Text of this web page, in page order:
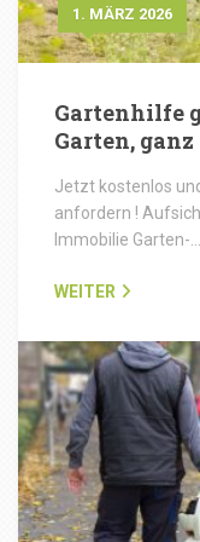
1. MÄRZ 2026
Gartenhilfe
Garten,
Jetzt kostenlos
anfordern !
Immobilie Garten-…
WEITER